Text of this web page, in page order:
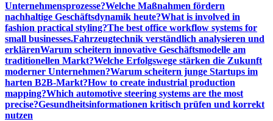
Unternehmensprozesse?Welche Maßnahmen fördern
nachhaltige Geschäftsdynamik heute?What is involved in
fashion practical styling?The best office workflow systems for
small businesses.Fahrzeugtechnik verständlich analysieren und
erklärenWarum scheitern innovative Geschäftsmodelle am
traditionellen Markt?Welche Erfolgswege stärken die Zukunft
moderner Unternehmen?Warum scheitern junge Startups im
harten B2B-Markt?How to create industrial production
mapping?Which automotive steering systems are the most
precise?Gesundheitsinformationen kritisch prüfen und korrekt
nutzen